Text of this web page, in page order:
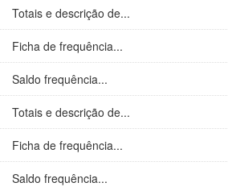
Totais e descrição de...
Ficha de frequência...
Saldo frequência...
Totais e descrição de...
Ficha de frequência...
Saldo frequência...